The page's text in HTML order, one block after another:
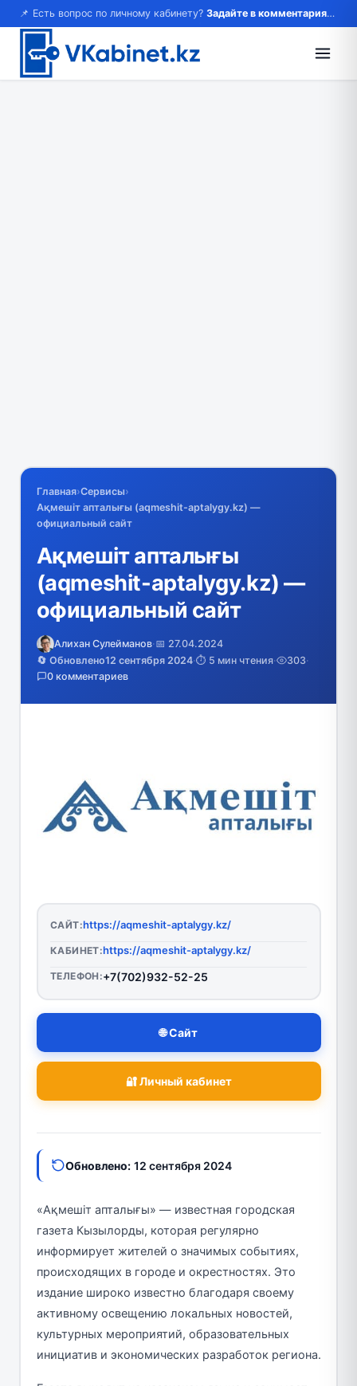
📌 Есть вопрос по личному кабинету? Задайте в комментариях — ответим!
Главная›Сервисы›
Ақмешіт апталығы (aqmeshit-aptalygy.kz) —
официальный сайт
Ақмешіт апталығы
(aqmeshit-aptalygy.kz) —
официальный сайт
Алихан Сулейманов·📅 27.04.2024
🔄 Обновлено12 сентября 2024·⏱️ 5 мин чтения· 303·
0 комментариев
САЙТ:https://aqmeshit-aptalygy.kz/
КАБИНЕТ:https://aqmeshit-aptalygy.kz/
ТЕЛЕФОН:+7(702)932-52-25
🌐 Сайт
🔐 Личный кабинет
Обновлено: 12 сентября 2024
«Ақмешіт апталығы» — известная городская
газета Кызылорды, которая регулярно
информирует жителей о значимых событиях,
происходящих в городе и окрестностях. Это
издание широко известно благодаря своему
активному освещению локальных новостей,
культурных мероприятий, образовательных
инициатив и экономических разработок региона.